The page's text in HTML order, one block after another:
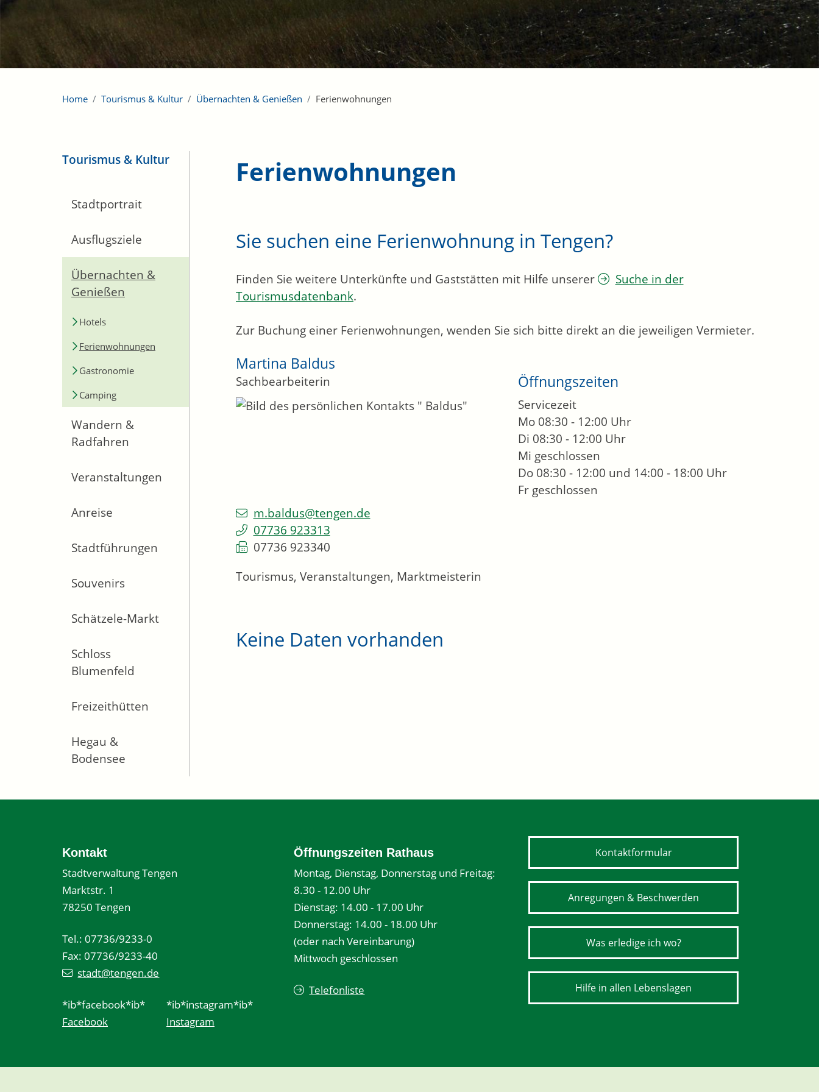
Home Tourismus & Kultur Übernachten & Genießen Ferienwohnungen
Tourismus & Kultur
Stadtportrait
Ausflugsziele
Übernachten &
Genießen
Hotels
Ferienwohnungen
Gastronomie
Camping
Wandern &
Radfahren
Veranstaltungen
Anreise
Stadtführungen
Souvenirs
Schätzele-Markt
Schloss
Blumenfeld
Freizeithütten
Hegau &
Bodensee
Ferienwohnungen
Sie suchen eine Ferienwohnung in Tengen?
Finden Sie weitere Unterkünfte und Gaststätten mit Hilfe unserer
Suche in der
Tourismusdatenbank.
Zur Buchung einer Ferienwohnungen, wenden Sie sich bitte direkt an die jeweiligen Vermieter.
Martina Baldus
Sachbearbeiterin
m.baldus@tengen.de
07736 923313
07736 923340
Öffnungszeiten
Servicezeit
Mo 08:30 - 12:00 Uhr
Di 08:30 - 12:00 Uhr
Mi geschlossen
Do 08:30 - 12:00 und 14:00 - 18:00 Uhr
Fr geschlossen
Tourismus, Veranstaltungen, Marktmeisterin
Keine Daten vorhanden
Kontakt
Stadtverwaltung Tengen
Marktstr. 1
78250 Tengen
Tel.: 07736/9233-0
Fax: 07736/9233-40
stadt@tengen.de
*ib*facebook*ib*
Facebook
*ib*instagram*ib*
Instagram
Öffnungszeiten Rathaus
Montag, Dienstag, Donnerstag und Freitag:
8.30 - 12.00 Uhr
Dienstag: 14.00 - 17.00 Uhr
Donnerstag: 14.00 - 18.00 Uhr
(oder nach Vereinbarung)
Mittwoch geschlossen
Telefonliste
Kontaktformular
Anregungen & Beschwerden
Was erledige ich wo?
Hilfe in allen Lebenslagen